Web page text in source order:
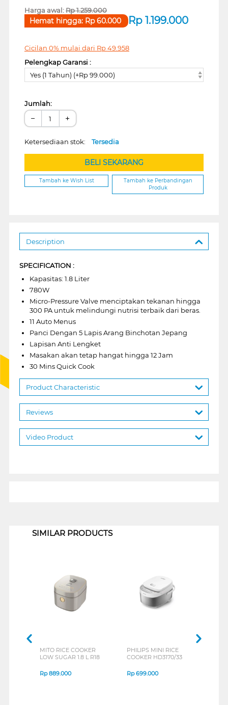
Harga awal:Rp1.259.000
Rp 1.199.000
Hemat hingga: Rp60.000
Cicilan 0% mulai dari Rp49.958
Pelengkap Garansi :
Yes (1 Tahun) (+Rp 99.000)
Jumlah:
− +
Ketersediaan stok: Tersedia
BELI SEKARANG
Tambah ke Wish List
Tambah ke Perbandingan
Produk
Description
SPECIFICATION :
Kapasitas: 1.8 Liter
780W
Micro-Pressure Valve menciptakan tekanan hingga
300 PA untuk melindungi nutrisi terbaik dari beras.
11 Auto Menus
Panci Dengan 5 Lapis Arang Binchotan Jepang
Lapisan Anti Lengket
Masakan akan tetap hangat hingga 12 Jam
30 Mins Quick Cook
Product Characteristic
Reviews
Video Product
SIMILAR PRODUCTS
MITO RICE COOKER
LOW SUGAR 1.8 L R18
Rp889.000
PHILIPS MINI RICE
COOKER HD3170/33
Rp699.000